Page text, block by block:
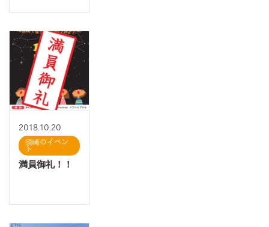
2018.10.20
須崎のイベン
ト
満員御礼！！